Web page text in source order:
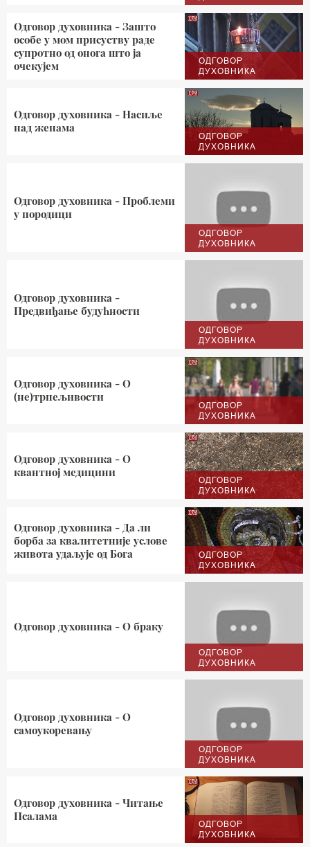
ОДГОВОР
ДУХОВНИКА
Одговор духовника - Зашто
особе у мом присуству раде
супротно од онога што ја
очекујем
ОДГОВОР
ДУХОВНИКА
Одговор духовника - Насиље
над женама
ОДГОВОР
ДУХОВНИКА
Одговор духовника - Проблеми
у породици
ОДГОВОР
ДУХОВНИКА
Одговор духовника -
Предвиђање будућности
ОДГОВОР
ДУХОВНИКА
Одговор духовника - О
(не)трпељивости
ОДГОВОР
ДУХОВНИКА
Одговор духовника - О
квантној медицини
ОДГОВОР
ДУХОВНИКА
Одговор духовника - Да ли
борба за квалитетније услове
живота удаљује од Бога
ОДГОВОР
ДУХОВНИКА
Одговор духовника - О браку
ОДГОВОР
ДУХОВНИКА
Одговор духовника - О
самоукоревању
ОДГОВОР
ДУХОВНИКА
Одговор духовника - Читање
Псалама